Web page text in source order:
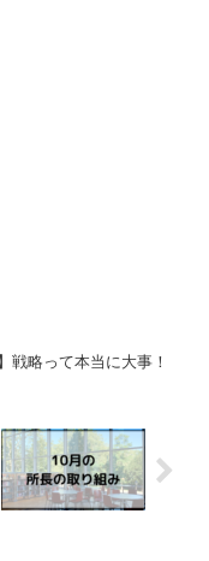
戦略って本当に大事！